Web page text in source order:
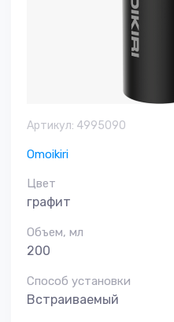
Артикул: 4995090
Omoikiri
Цвет
графит
Объем, мл
200
Способ установки
Встраиваемый